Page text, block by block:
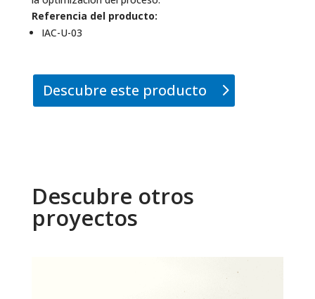
Referencia del producto:
IAC-U-03
Descubre este producto
Descubre otros
proyectos